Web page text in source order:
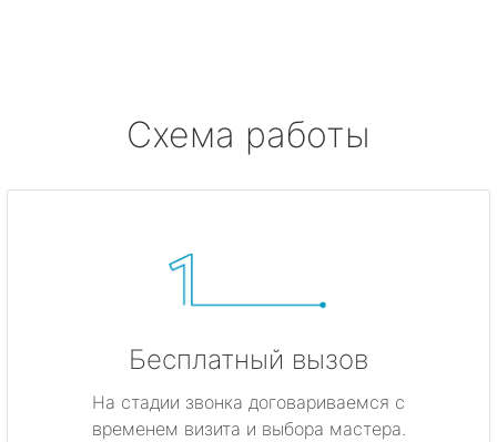
Схема работы
Бесплатный вызов
На стадии звонка договариваемся с
временем визита и выбора мастера.